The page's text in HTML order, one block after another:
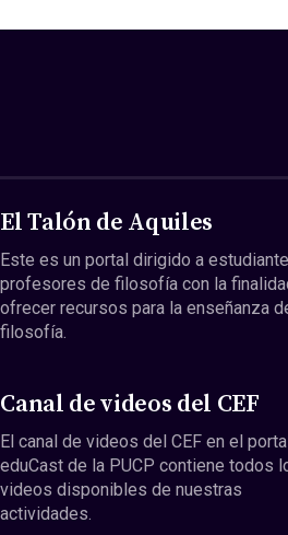
El Talón de Aquiles
Este es un portal dirigido a
profesores de filosofía con la
ofrecer recursos para la enseñanza
filosofía.
Canal de videos del CEF
El canal de videos del CEF en el
eduCast de la PUCP contiene todos
videos disponibles de nuestras
actividades.